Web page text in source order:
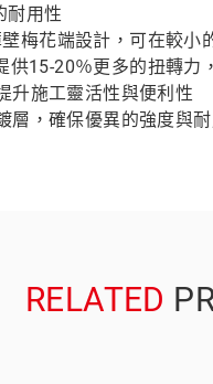
耐用性
梅花端設計，可在較小
15-20％更多的扭轉力
升施工靈活性與便利性
層，確保優異的強度與
RELATED